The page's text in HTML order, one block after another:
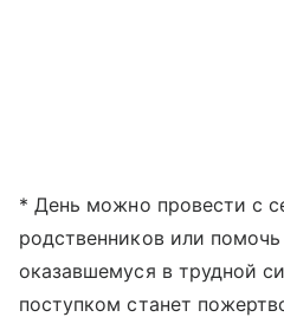
* День можно провести с
родственников или помочь
оказавшемуся в трудной
поступком станет